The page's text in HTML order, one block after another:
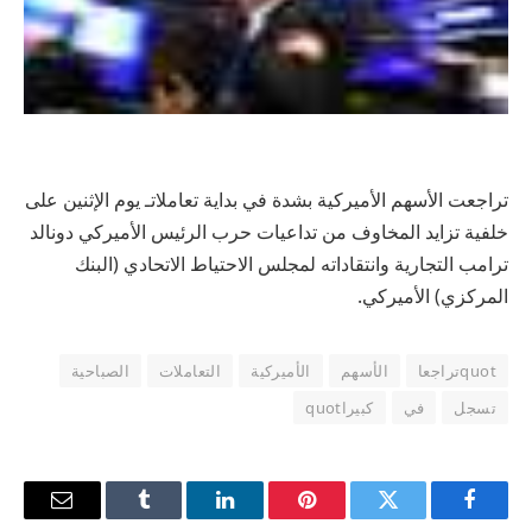
تراجعت الأسهم الأميركية بشدة في بداية تعاملاتـ يوم الإثنين على
خلفية تزايد المخاوف من تداعيات حرب الرئيس الأميركي دونالد
ترامب التجارية وانتقاداته لمجلس الاحتياط الاتحادي (البنك
المركزي) الأميركي.
quotتراجعا الأسهم الأميركية التعاملات
الصباحية
تسجل
في كبيراquot
فيسبوك تويتر بينتيريستلينكدإن Tumblr
البريد